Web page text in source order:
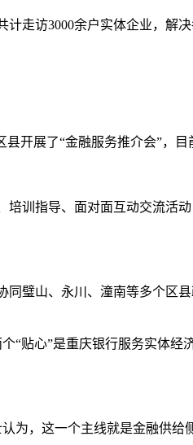
走访3000余户实体企业，解
开展了“金融服务推介会”，目
训指导、面对面互动交流活
璧山、永川、潼南等多个区
“贴心”是重庆银行服务实体
为，这一个主线就是金融供给